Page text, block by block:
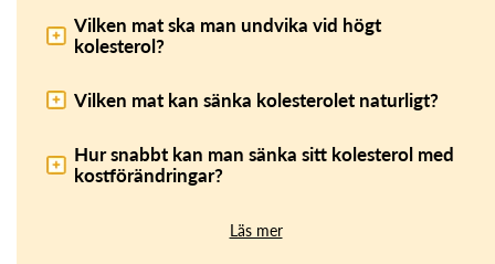
Vilken mat ska man undvika vid högt
kolesterol?
Vilken mat kan sänka kolesterolet naturligt?
Hur snabbt kan man sänka sitt kolesterol med
kostförändringar?
Läs mer